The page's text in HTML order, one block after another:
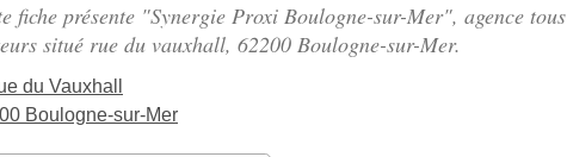
fiche présente "Synergie Proxi Boulogne-sur-Mer", agence tous
situé rue du vauxhall, 62200 Boulogne-sur-Mer.
du Vauxhall
Boulogne-sur-Mer